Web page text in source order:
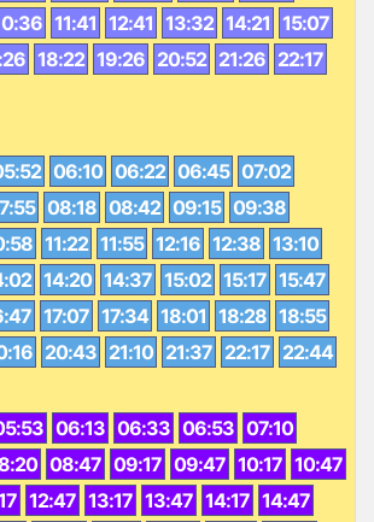
11:41 12:41 13:32 14:21 15:07
18:22 19:26 20:52 21:26 22:17
06:10 06:22 06:45 07:02
08:18 08:42 09:15 09:38
11:22 11:55 12:16 12:38 13:10
14:20 14:37 15:02 15:17 15:47
17:07 17:34 18:01 18:28 18:55
20:43 21:10 21:37 22:17 22:44
06:13 06:33 06:53 07:10
08:47 09:17 09:47 10:17 10:47
12:47 13:17 13:47 14:17 14:47